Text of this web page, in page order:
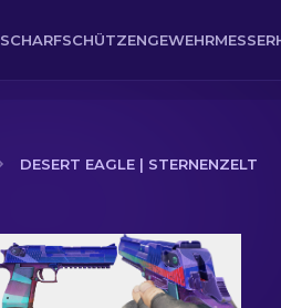
SCHARFSCHÜTZENGEWEHRMESSER
DESERT EAGLE | STERNENZELT